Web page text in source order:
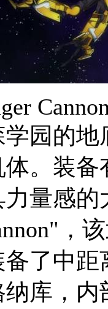
园的地
。装
量感的
，
了中距
库，